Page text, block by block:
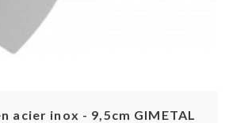
acier inox - 9,5cm GIMETAL